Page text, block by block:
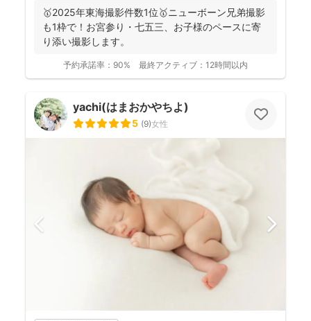
🥇2025年東海撮影件数1位🥇ニューボーン兄弟撮影
も1枠で！お宮参り・七五三、お子様のペースに寄
り添い撮影します。
予約承諾率： 90% 最終アクティブ： 12時間以内
yachi(はまおかやちよ)
5 (9)女性